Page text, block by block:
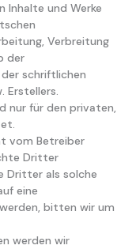
Inhalte und Werke
Verbreitung
der
schriftlichen
Erstellers.
nur für den privaten,
vom Betreiber
Dritter
Dritter als solche
eine
bitten wir um
werden wir